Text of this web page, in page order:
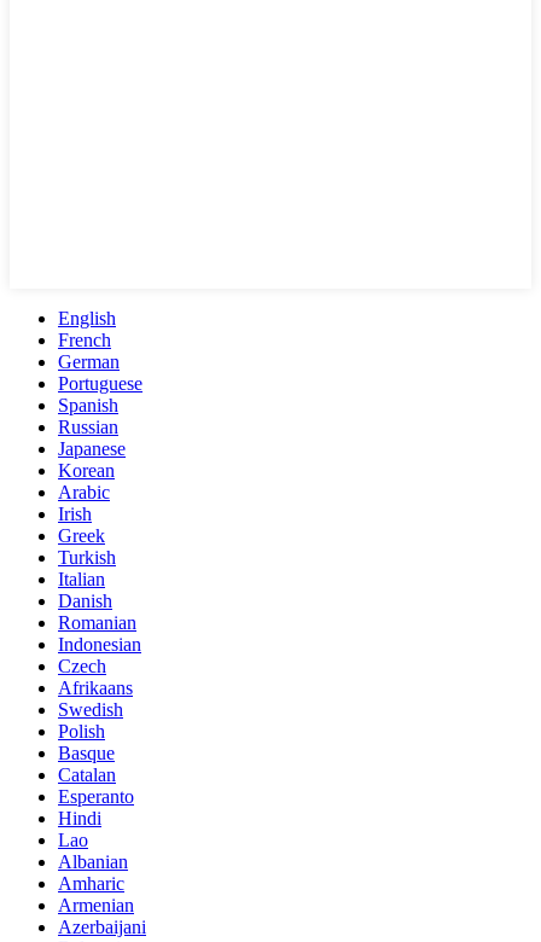
English
French
German
Portuguese
Spanish
Russian
Japanese
Korean
Arabic
Irish
Greek
Turkish
Italian
Danish
Romanian
Indonesian
Czech
Afrikaans
Swedish
Polish
Basque
Catalan
Esperanto
Hindi
Lao
Albanian
Amharic
Armenian
Azerbaijani